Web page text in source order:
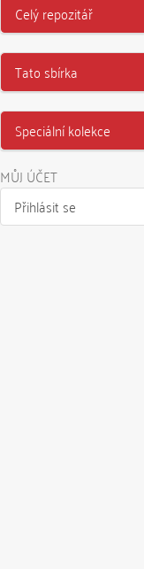
Celý repozitář
Tato sbírka
Speciální kolekce
MŮJ ÚČET
Přihlásit se